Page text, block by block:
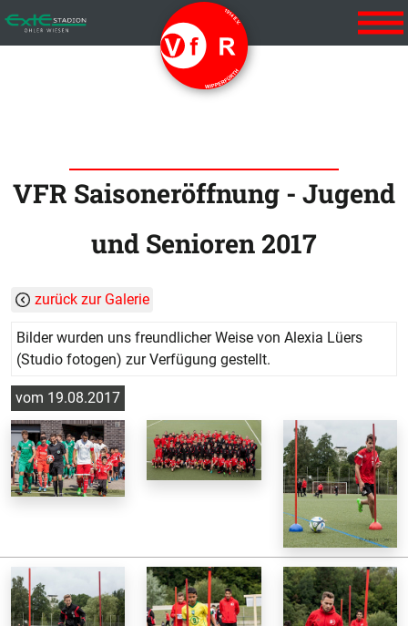
Startseite
VFR Vereinslied
Der Verein
Vorstand
2. Mannschaft
Jugend
Galerie
Downloads
Anfahrt
VFR Saisoneröffnung - Jugend
und Senioren 2017
zurück zur Galerie
Bilder wurden uns freundlicher Weise von Alexia Lüers
(Studio fotogen) zur Verfügung gestellt.
vom 19.08.2017